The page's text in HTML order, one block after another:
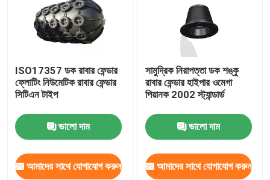
সেল রাবার ফেন্ডার
টাগ বোট ফেন্ডার
রোলার ফেন্ডার
সাবমেরিন ফেন্ডার
ফ্লোটিং ফোম ফেন্ডার
ISO17357 ডক রাবার ফেন্ডার
ফ্লোটিং নিউমেটিক রাবার ফেন্ডার
সিটিএন টাইপ
ভালো দাম
আমাদের সাথে যোগাযোগ করুন
সামুদ্রিক নিরাপত্তা ডক শঙ্কু
রাবার ফেন্ডার হাইপার ওমেগা
পিয়ানক 2002 স্ট্যান্ডার্ড
ভালো দাম
আমাদের সাথে যোগাযোগ করুন